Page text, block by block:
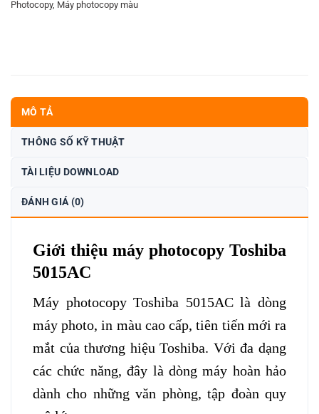
Photocopy, Máy photocopy màu
MÔ TẢ
THÔNG SỐ KỸ THUẬT
TÀI LIỆU DOWNLOAD
ĐÁNH GIÁ (0)
Giới thiệu máy photocopy Toshiba
5015AC
Máy photocopy Toshiba 5015AClà dòng
máy photo, in màu cao cấp, tiên tiến mới ra
mắt của thương hiệu Toshiba. Với đa dạng
các chức năng, đây là dòng máy hoàn hảo
dành cho những văn phòng, tập đoàn quy